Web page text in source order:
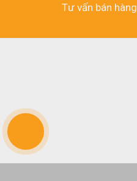
Tư vấn bán hàng